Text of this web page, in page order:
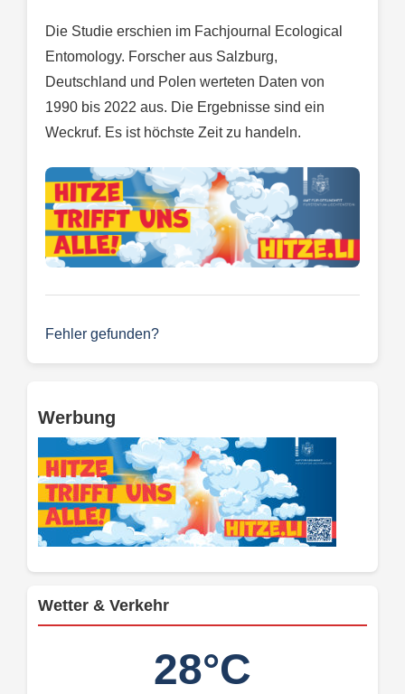
Die Studie erschien im Fachjournal Ecological
Entomology. Forscher aus Salzburg,
Deutschland und Polen werteten Daten von
1990 bis 2022 aus. Die Ergebnisse sind ein
Weckruf. Es ist höchste Zeit zu handeln.
Fehler gefunden?
Werbung
Wetter & Verkehr
28°C